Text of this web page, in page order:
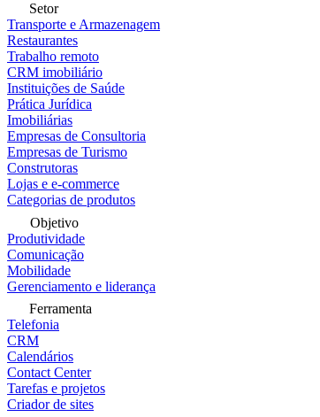
Setor
Transporte e Armazenagem
Restaurantes
Trabalho remoto
CRM imobiliário
Instituições de Saúde
Prática Jurídica
Imobiliárias
Empresas de Consultoria
Empresas de Turismo
Construtoras
Lojas e e-commerce
Categorias de produtos
Objetivo
Produtividade
Comunicação
Mobilidade
Gerenciamento e liderança
Ferramenta
Telefonia
CRM
Calendários
Contact Center
Tarefas e projetos
Criador de sites